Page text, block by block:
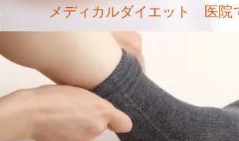
メディカルダイエット 医院